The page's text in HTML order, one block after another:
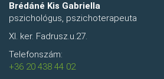
Brédáné Kis Gabriella
pszichológus, pszichoterapeuta
XI. ker. Fadrusz.u.27.
Telefonszám:
+36 20 438 44 02